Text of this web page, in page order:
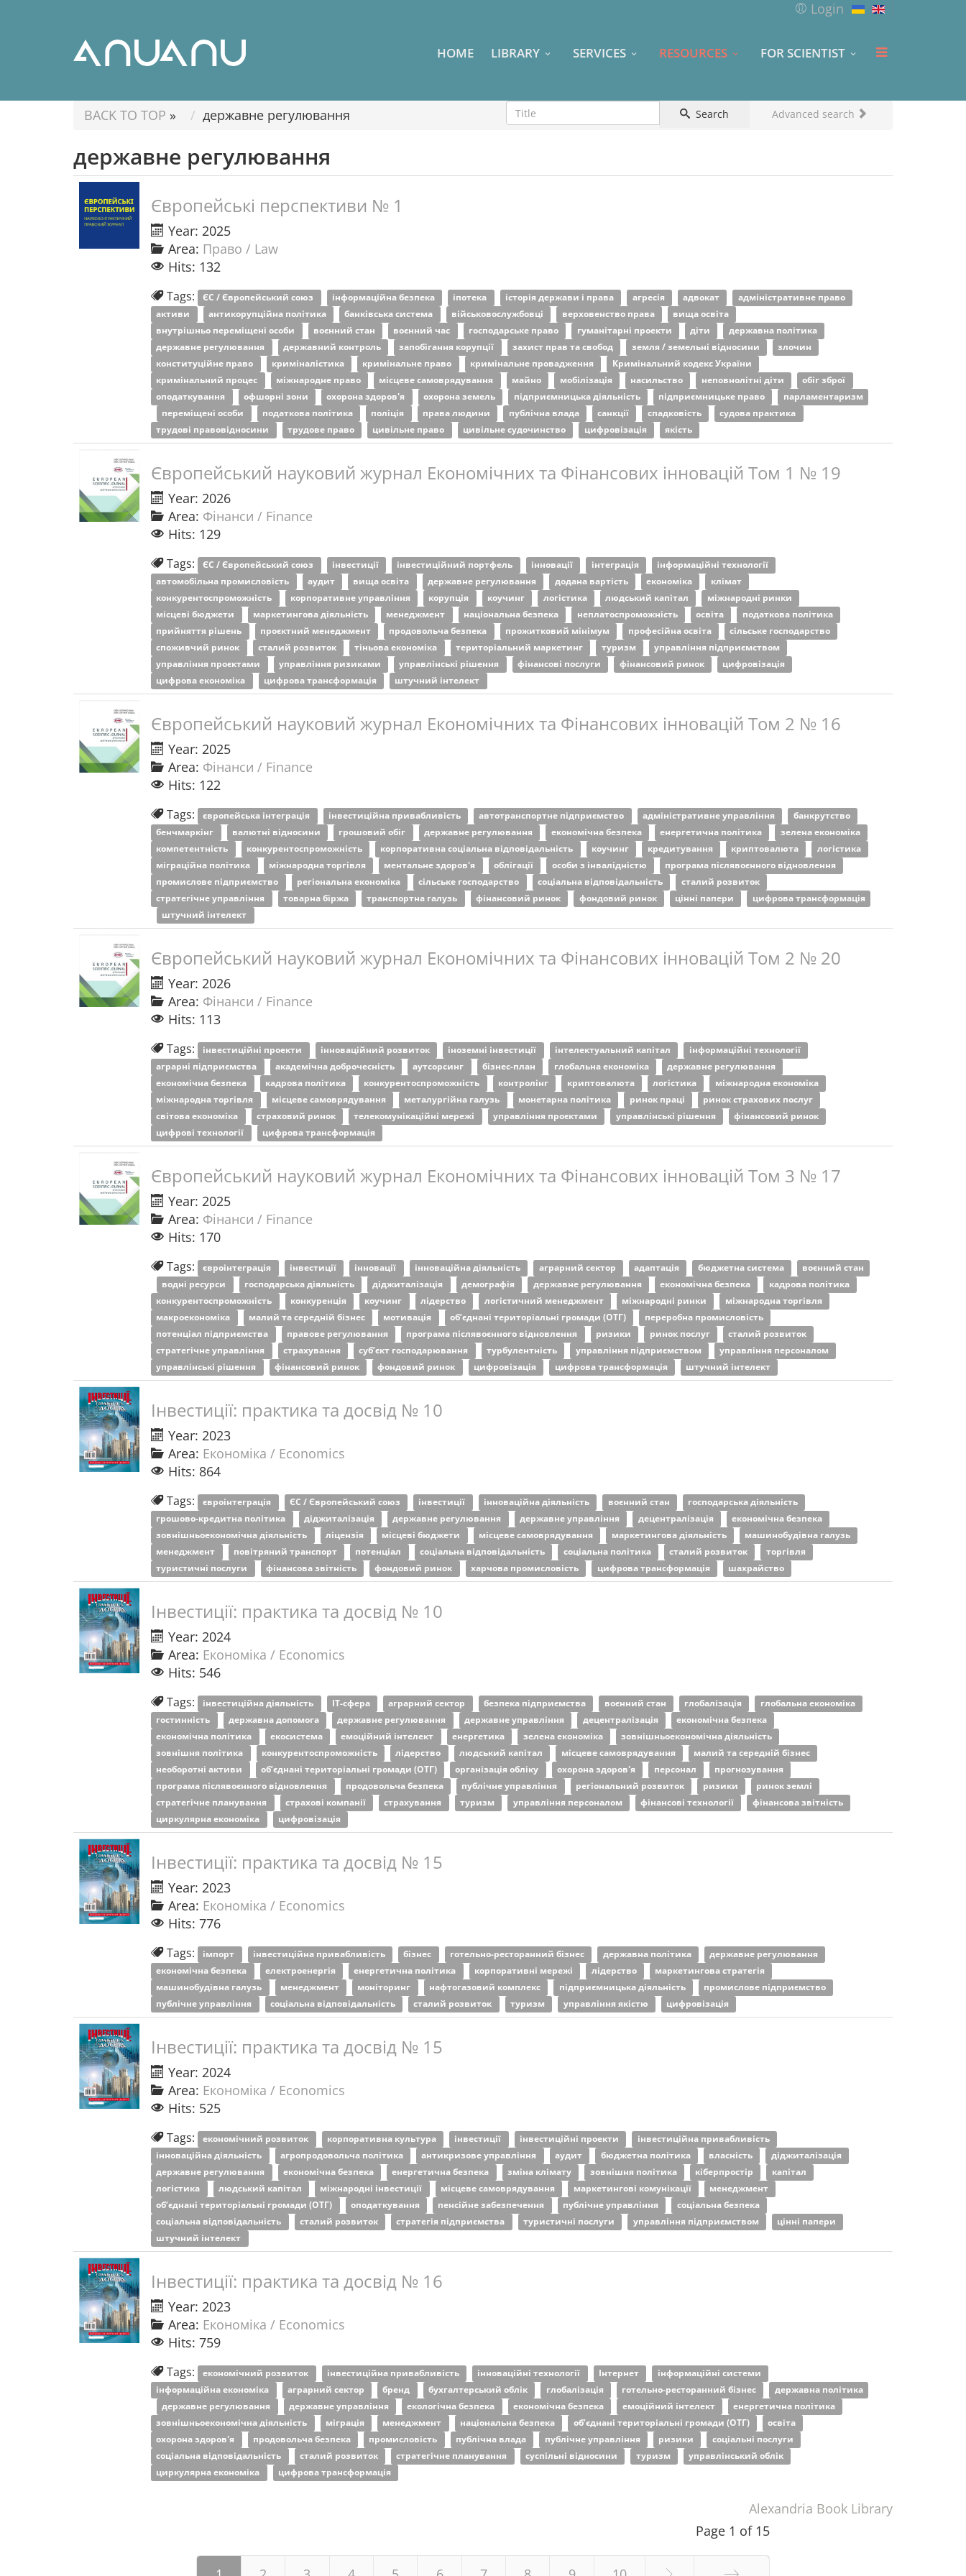
Login
HOME LIBRARY SERVICES RESOURCES FOR SCIENTIST
Search Advanced search
BACK TO TOP » державне регулювання
державне регулювання
Європейські перспективи № 1
Year: 2025
Area: Право / Law
Hits: 132
Tags: ЄС / Європейський союз інформаційна безпека іпотека історія держави і права агресія адвокат
адміністративне право
активи
антикорупційна політика банківська система військовослужбовці верховенство права
вища освіта
внутрішньо переміщені особи
воєнний стан воєнний час господарське право гуманітарні проекти діти
державна політика
державне регулювання
державний контроль запобігання корупції захист прав та свобод земля / земельні відносини
злочин
конституційне право
криміналістика кримінальне право кримінальне провадження
Кримінальний кодекс України
кримінальний процес
міжнародне право місцеве самоврядування майно мобілізація насильство неповнолітні діти
обіг зброї
оподаткування
офшорні зони охорона здоров'я охорона земель підприємницька діяльність підприємницьке право
парламентаризм
переміщені особи
податкова політика поліція права людини публічна влада санкції спадковість
судова практика
трудові правовідносини
трудове право цивільне право цивільне судочинство цифровізація якість
Європейський науковий журнал Економічних та Фінансових інновацій Том 1 № 19
Year: 2026
Area: Фінанси / Finance
Hits: 129
Tags: ЄС / Європейський союз інвестиції інвестиційний портфель інновації інтеграція
інформаційні технології
автомобільна промисловість
аудит вища освіта державне регулювання додана вартість економіка
клімат
конкурентоспроможність
корпоративне управління корупція коучинг логістика людський капітал
міжнародні ринки
місцеві бюджети
маркетингова діяльність менеджмент національна безпека неплатоспроможність освіта
податкова політика
прийняття рішень
проєктний менеджмент продовольча безпека прожитковий мінімум професійна освіта
сільське господарство
споживчий ринок
сталий розвиток тіньова економіка територіальний маркетинг туризм
управління підприємством
управління проєктами
управління ризиками управлінські рішення фінансові послуги фінансовий ринок
цифровізація
цифрова економіка
цифрова трансформація штучний інтелект
Європейський науковий журнал Економічних та Фінансових інновацій Том 2 № 16
Year: 2025
Area: Фінанси / Finance
Hits: 122
Tags: європейська інтеграція інвестиційна привабливість автотранспортне підприємство адміністративне управління
банкрутство
бенчмаркінг
валютні відносини грошовий обіг державне регулювання економічна безпека енергетична політика
зелена економіка
компетентність
конкурентоспроможність корпоративна соціальна відповідальність коучинг кредитування криптовалюта
логістика
міграційна політика
міжнародна торгівля ментальне здоров'я облігації особи з інвалідністю
програма післявоєнного відновлення
промислове підприємство
регіональна економіка сільське господарство соціальна відповідальність
сталий розвиток
стратегічне управління
товарна біржа транспортна галузь фінансовий ринок фондовий ринок цінні папери
цифрова трансформація
штучний інтелект
Європейський науковий журнал Економічних та Фінансових інновацій Том 2 № 20
Year: 2026
Area: Фінанси / Finance
Hits: 113
Tags: інвестиційні проекти інноваційний розвиток іноземні інвестиції інтелектуальний капітал
інформаційні технології
аграрні підприємства
академічна доброчесність аутсорсинг бізнес-план глобальна економіка
державне регулювання
економічна безпека
кадрова політика конкурентоспроможність контролінг криптовалюта логістика
міжнародна економіка
міжнародна торгівля
місцеве самоврядування металургійна галузь монетарна політика ринок праці
ринок страхових послуг
світова економіка
страховий ринок телекомунікаційні мережі управління проєктами управлінські рішення
фінансовий ринок
цифрові технології
цифрова трансформація
Європейський науковий журнал Економічних та Фінансових інновацій Том 3 № 17
Year: 2025
Area: Фінанси / Finance
Hits: 170
Tags: євроінтеграція інвестиції інновації інноваційна діяльність аграрний сектор адаптація бюджетна система
воєнний стан
водні ресурси
господарська діяльність діджиталізація демографія державне регулювання економічна безпека
кадрова політика
конкурентоспроможність
конкуренція коучинг лідерство логістичний менеджмент міжнародні ринки
міжнародна торгівля
макроекономіка
малий та середній бізнес мотивація об’єднані територіальні громади (ОТГ)
переробна промисловість
потенціал підприємства
правове регулювання програма післявоєнного відновлення ризики ринок послуг
сталий розвиток
стратегічне управління
страхування суб’єкт господарювання турбулентність управління підприємством
управління персоналом
управлінські рішення
фінансовий ринок фондовий ринок цифровізація цифрова трансформація штучний інтелект
Інвестиції: практика та досвід № 10
Year: 2023
Area: Економіка / Economics
Hits: 864
Tags: євроінтеграція ЄС / Європейський союз інвестиції інноваційна діяльність воєнний стан
господарська діяльність
грошово-кредитна політика
діджиталізація державне регулювання державне управління децентралізація
економічна безпека
зовнішньоекономічна діяльність
ліцензія місцеві бюджети місцеве самоврядування маркетингова діяльність
машинобудівна галузь
менеджмент
повітряний транспорт потенціал соціальна відповідальність соціальна політика сталий розвиток
торгівля
туристичні послуги
фінансова звітність фондовий ринок харчова промисловість цифрова трансформація шахрайство
Інвестиції: практика та досвід № 10
Year: 2024
Area: Економіка / Economics
Hits: 546
Tags: інвестиційна діяльність ІТ-сфера аграрний сектор безпека підприємства воєнний стан глобалізація
глобальна економіка
гостинність
державна допомога державне регулювання державне управління децентралізація
економічна безпека
економічна політика
екосистема емоційний інтелект енергетика зелена економіка
зовнішньоекономічна діяльність
зовнішня політика
конкурентоспроможність лідерство людський капітал місцеве самоврядування
малий та середній бізнес
необоротні активи
об’єднані територіальні громади (ОТГ) організація обліку охорона здоров'я персонал
прогнозування
програма післявоєнного відновлення
продовольча безпека публічне управління регіональний розвиток ризики
ринок землі
стратегічне планування
страхові компанії страхування туризм управління персоналом фінансові технології
фінансова звітність
циркулярна економіка
цифровізація
Інвестиції: практика та досвід № 15
Year: 2023
Area: Економіка / Economics
Hits: 776
Tags: імпорт інвестиційна привабливість бізнес готельно-ресторанний бізнес державна політика
державне регулювання
економічна безпека
електроенергія енергетична політика корпоративні мережі лідерство
маркетингова стратегія
машинобудівна галузь
менеджмент моніторинг нафтогазовий комплекс підприємницька діяльність
промислове підприємство
публічне управління
соціальна відповідальність сталий розвиток туризм управління якістю цифровізація
Інвестиції: практика та досвід № 15
Year: 2024
Area: Економіка / Economics
Hits: 525
Tags: економічний розвиток корпоративна культура інвестиції інвестиційні проекти
інвестиційна привабливість
інноваційна діяльність
агропродовольча політика антикризове управління аудит бюджетна політика власність
діджиталізація
державне регулювання
економічна безпека енергетична безпека зміна клімату зовнішня політика кіберпростір
капітал
логістика
людський капітал міжнародні інвестиції місцеве самоврядування маркетингові комунікації
менеджмент
об’єднані територіальні громади (ОТГ)
оподаткування пенсійне забезпечення публічне управління
соціальна безпека
соціальна відповідальність
сталий розвиток стратегія підприємства туристичні послуги управління підприємством
цінні папери
штучний інтелект
Інвестиції: практика та досвід № 16
Year: 2023
Area: Економіка / Economics
Hits: 759
Tags: економічний розвиток інвестиційна привабливість інноваційні технології Інтернет
інформаційні системи
інформаційна економіка
аграрний сектор бренд бухгалтерський облік глобалізація готельно-ресторанний бізнес
державна політика
державне регулювання
державне управління екологічна безпека економічна безпека емоційний інтелект
енергетична політика
зовнішньоекономічна діяльність
міграція менеджмент національна безпека об’єднані територіальні громади (ОТГ)
освіта
охорона здоров'я
продовольча безпека промисловість публічна влада публічне управління ризики
соціальні послуги
соціальна відповідальність
сталий розвиток стратегічне планування суспільні відносини туризм
управлінський облік
циркулярна економіка
цифрова трансформація
Alexandria Book Library
Page 1 of 15